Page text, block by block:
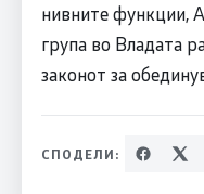
нивните функции,
група во Владата
законот за
СПОДЕЛИ: